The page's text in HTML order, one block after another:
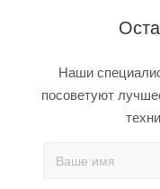
Наши
посоветуют